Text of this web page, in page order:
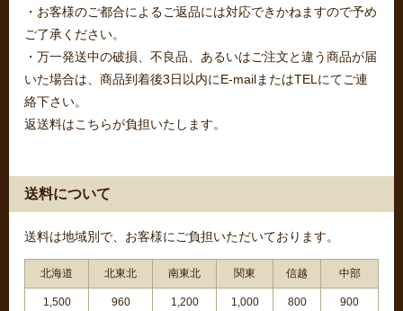
・お客様のご都合によるご返品には対応できかねますので予め
ご了承ください。
・万一発送中の破損、不良品、あるいはご注文と違う商品が届
いた場合は、商品到着後3日以内にE-mailまたはTELにてご連
絡下さい。
返送料はこちらが負担いたします。
送料について
送料は地域別で、お客様にご負担いただいております。
北海道 北東北 南東北 関東 信越 中部
1,500 960 1,200 1,000 800 900